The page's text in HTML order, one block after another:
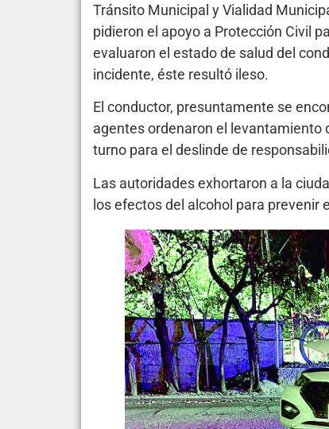
Tránsito Municipal y Vialidad
pidieron el apoyo a Protección Civil
evaluaron el estado de salud del
incidente, éste resultó ileso.
El conductor, presuntamente se
agentes ordenaron el levantamiento
turno para el deslinde de
Las autoridades exhortaron a la
los efectos del alcohol para prevenir